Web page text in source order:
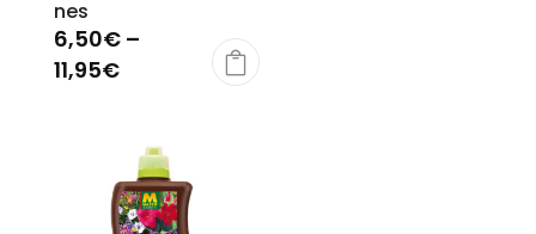
nes
6,50€–
11,95€